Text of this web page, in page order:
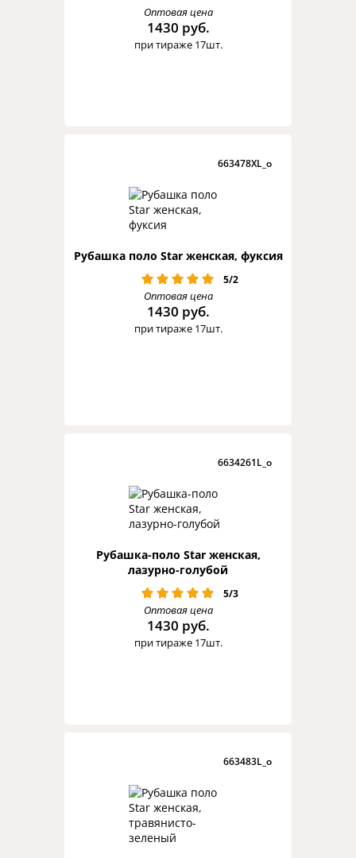
Оптовая цена
1430 руб.
при тираже 17шт.
663478XL_o
Рубашка поло Star женская, фуксия
5/2
Оптовая цена
1430 руб.
при тираже 17шт.
6634261L_o
Рубашка-поло Star женская,
лазурно-голубой
5/3
Оптовая цена
1430 руб.
при тираже 17шт.
663483L_o